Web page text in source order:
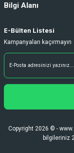
Deneyimini Paylaş
Bilgi Alanı
E-Bülten Listesi
Kampanyaları kaçırmayın
Copyright 2026 © -
bilgileriniz